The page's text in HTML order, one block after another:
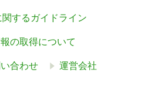
するガイドライン
の取得について
合わせ 運営会社